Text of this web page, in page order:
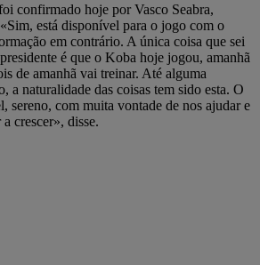
confirmado hoje por Vasco Seabra,
está disponível para o jogo com o
em contrário. A única coisa que sei
é que o Koba hoje jogou, amanhã
de amanhã vai treinar. Até alguma
a naturalidade das coisas tem sido esta. O
sereno, com muita vontade de nos ajudar e
crescer», disse.